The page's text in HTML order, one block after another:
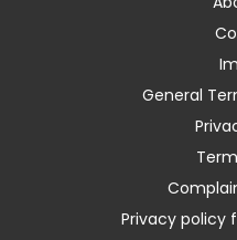
General
Privacy policy